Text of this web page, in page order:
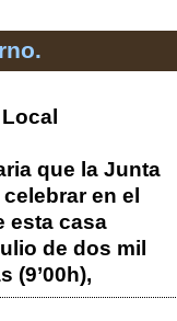
que la Junta
en el
esta casa
de dos mil
(9’00h),